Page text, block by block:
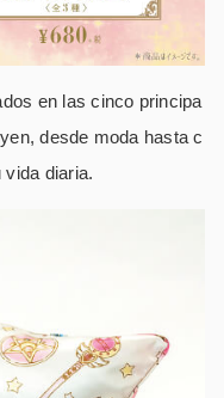
en las cinco principa
desde moda hasta c
diaria.